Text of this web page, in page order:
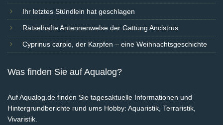
Ihr letztes Stündlein hat geschlagen
Rätselhafte Antennenwelse der Gattung Ancistrus
Cyprinus carpio, der Karpfen – eine Weihnachtsgeschichte
Was finden Sie auf Aqualog?
Auf Aqualog.de finden Sie tagesaktuelle Informationen und
Hintergrundberichte rund ums Hobby: Aquaristik, Terraristik,
Vivaristik.